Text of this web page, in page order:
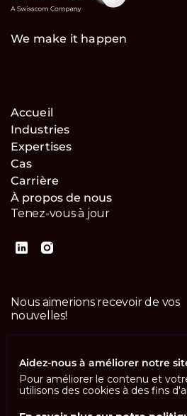
We make it happen
Accueil
Industries
Expertises
Cas
Carrière
À propos de nous
Tenez-vous à jour
Nous aimerions recevoir de vos
nouvelles!
Aidez-nous à améliorer notre
Pour améliorer le contenu et
utilisons des cookies à des fins